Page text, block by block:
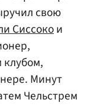
свою
Сиссокои
клубом,
Минут
Чельстрем